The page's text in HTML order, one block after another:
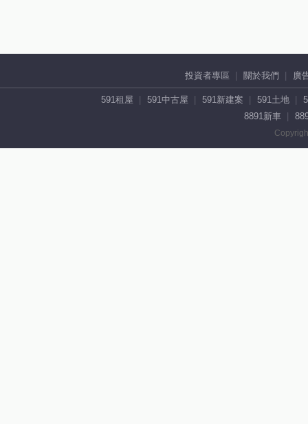
投資者專區 關於我們 廣
591租屋 591中古屋 591新建案 591土地
8891新車